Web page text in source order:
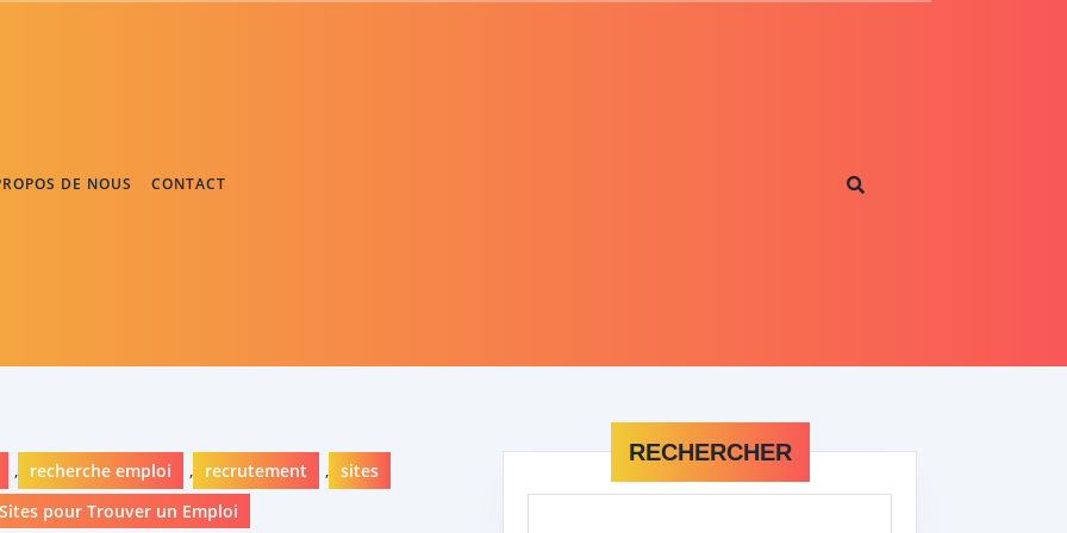
DE NOUS CONTACT
, recherche emploi , recrutement , sites
pour Trouver un Emploi
RECHERCHER